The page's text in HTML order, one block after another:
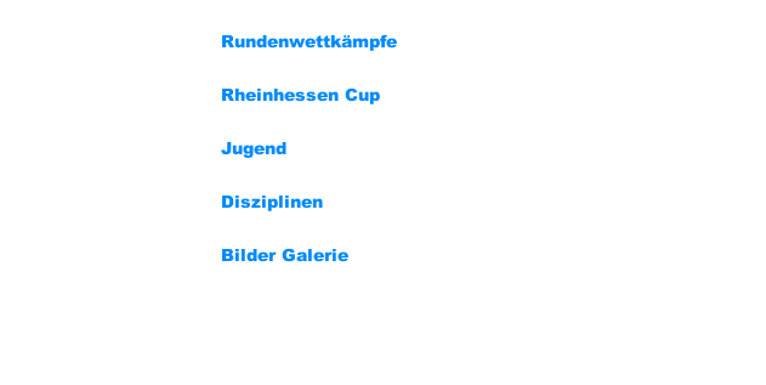
Rundenwettkämpfe
Rheinhessen Cup
Jugend
Disziplinen
Bilder Galerie